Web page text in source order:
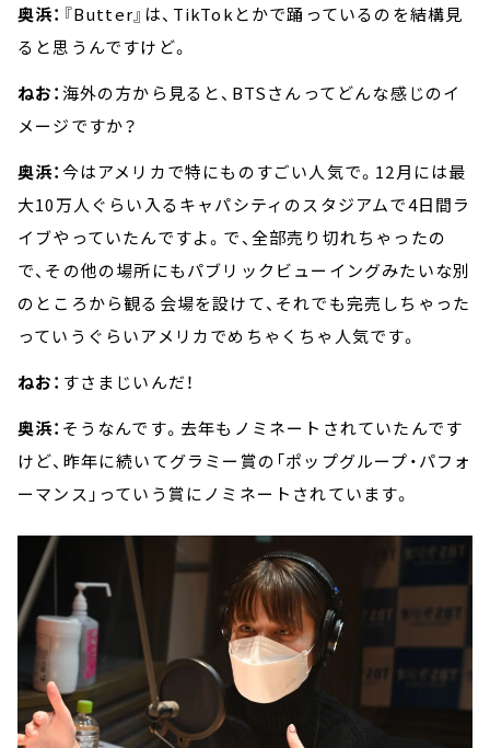
奥浜： 『Butter』は、TikTokとかで踊っているのを結構見
ると思うんですけど。
ねお：海外の方から見ると、BTSさんってどんな感じのイ
メージですか？
奥浜：今はアメリカで特にものすごい人気で。12月には最
大10万人ぐらい入るキャパシティのスタジアムで4日間ラ
イブやっていたんですよ。で、全部売り切れちゃったの
で、その他の場所にもパブリックビューイングみたいな別
のところから観る会場を設けて、それでも完売しちゃった
っていうぐらいアメリカでめちゃくちゃ人気です。
ねお： すさまじいんだ！
奥浜： そうなんです。去年もノミネートされていたんです
けど、昨年に続いてグラミー賞の「ポップグループ・パフォ
ーマンス」っていう賞にノミネートされています。